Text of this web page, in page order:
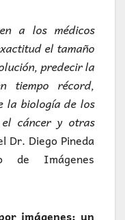
a los médicos
el tamaño
predecir la
tiempo récord,
la biología de los
cáncer y otras
Dr. Diego Pineda
de Imágenes
imágenes: un